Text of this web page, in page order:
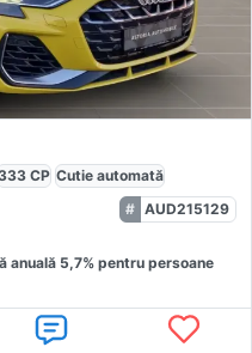
CP Cutie automată
AUD215129
anuală 5,7% pentru persoane